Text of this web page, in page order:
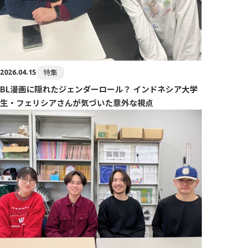
2026.04.15 特集
BL漫画に隠れたジェンダーロール？ インドネシア大学
生・フェリシアさんが気づいた意外な視点